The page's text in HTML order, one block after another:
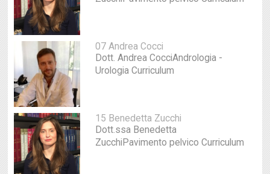
07 Andrea Cocci
Dott. Andrea CocciAndrologia -
Urologia Curriculum
15 Benedetta Zucchi
Dott.ssa Benedetta
ZucchiPavimento pelvico Curriculum